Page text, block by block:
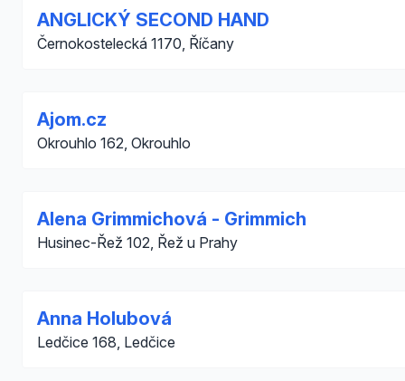
ANGLICKÝ SECOND HAND
Černokostelecká 1170, Říčany
Ajom.cz
Okrouhlo 162, Okrouhlo
Alena Grimmichová - Grimmich
Husinec-Řež 102, Řež u Prahy
Anna Holubová
Ledčice 168, Ledčice